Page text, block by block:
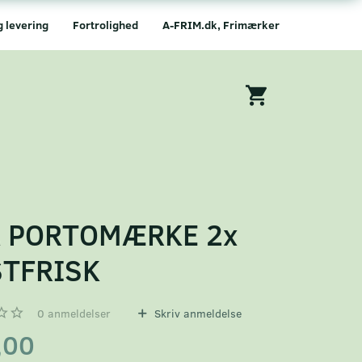
A-FRIM.dk, Frimærker
Fortrolighed
levering
PORTOMÆRKE 2x
0 anmeldelser Skriv anmeldelse